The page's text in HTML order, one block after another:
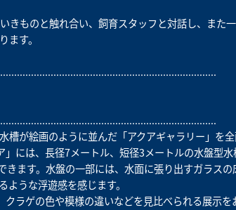
きものと触れ合い、飼育スタッフと対話し、また
ます。
が絵画のように並んだ「アクアギャラリー」を全
には、長径7メートル、短径3メートルの水盤型
ます。水盤の一部には、水面に張り出すガラス
うな浮遊感を感じます。
ラゲの色や模様の違いなどを見比べられる展示を